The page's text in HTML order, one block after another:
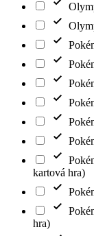
kartová hra)
hra)